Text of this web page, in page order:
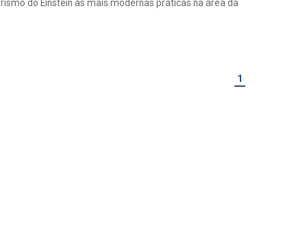
do Einstein às mais modernas práticas na área da
1